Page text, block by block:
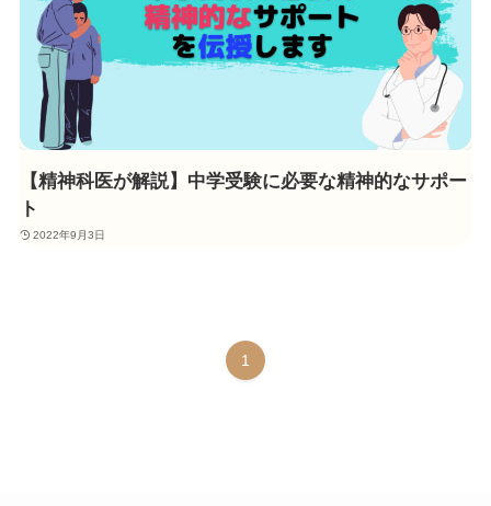
【精神科医が解説】中学受験に必要な精神的なサポー
ト
2022年9月3日
1